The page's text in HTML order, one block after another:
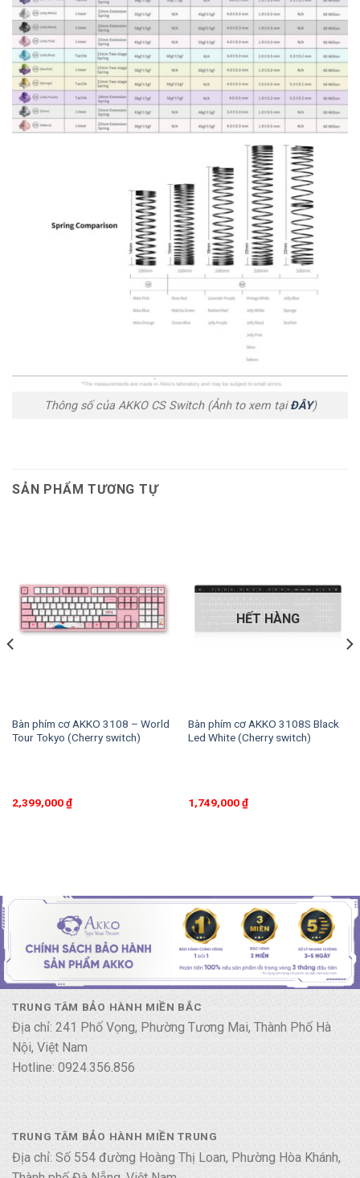
Thông số của AKKO CS Switch (Ảnh to xem tạiĐÂY)
SẢN PHẨM TƯƠNG TỰ
Bàn phím cơ AKKO 3108 – World
Tour Tokyo (Cherry switch)
2,399,000₫
HẾT HÀNG
Bàn phím cơ AKKO 3108S Black
Led White (Cherry switch)
1,749,000₫
TRUNG TÂM BẢO HÀNH MIỀN BẮC
Địa chỉ: 241 Phố Vọng, Phường Tương Mai, Thành Phố Hà
Nội, Việt Nam
Hotline: 0924.356.856
TRUNG TÂM BẢO HÀNH MIỀN TRUNG
Địa chỉ: Số 554 đường Hoàng Thị Loan, Phường Hòa Khánh,